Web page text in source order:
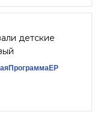
детские